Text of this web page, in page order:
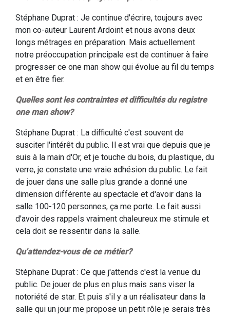
Stéphane Duprat : Je continue d'écrire, toujours avec
mon co-auteur Laurent Ardoint et nous avons deux
longs métrages en préparation. Mais actuellement
notre préoccupation principale est de continuer à faire
progresser ce one man show qui évolue au fil du temps
et en être fier.
Quelles sont les contraintes et difficultés du registre
one man show?
Stéphane Duprat : La difficulté c'est souvent de
susciter l'intérêt du public. Il est vrai que depuis que je
suis à la main d'Or, et je touche du bois, du plastique, du
verre, je constate une vraie adhésion du public. Le fait
de jouer dans une salle plus grande a donné une
dimension différente au spectacle et d'avoir dans la
salle 100-120 personnes, ça me porte. Le fait aussi
d'avoir des rappels vraiment chaleureux me stimule et
cela doit se ressentir dans la salle.
Qu'attendez-vous de ce métier?
Stéphane Duprat : Ce que j'attends c'est la venue du
public. De jouer de plus en plus mais sans viser la
notoriété de star. Et puis s'il y a un réalisateur dans la
salle qui un jour me propose un petit rôle je serais très